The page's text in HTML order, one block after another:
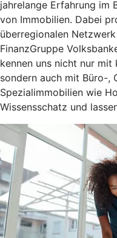
jahrelange Erfahrung im
von Immobilien. Dabei
überregionalen
FinanzGruppe
kennen uns nicht nur mit
sondern auch mit Büro-,
Spezialimmobilien wie
Wissensschatz und